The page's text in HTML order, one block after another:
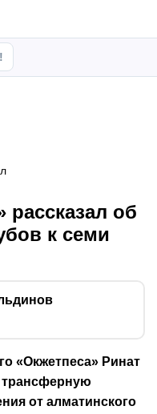
рассказал об
к семи
«Окжетпеса» Ринат
от алматинского